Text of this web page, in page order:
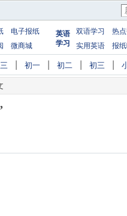
电子报纸
微商城
英语
学习
双语学习
热
实用英语
报
初一 初二 初三